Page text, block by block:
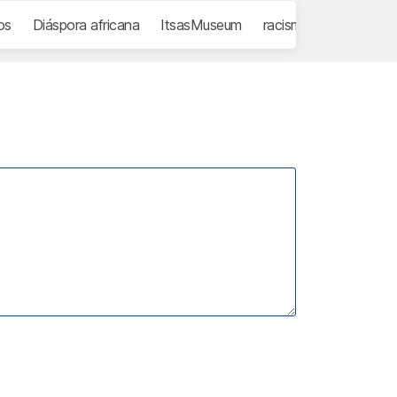
Diáspora africana ItsasMuseum racismo